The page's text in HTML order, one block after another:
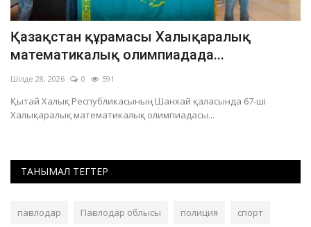
Қазақстан құрамасы Халықаралық
математикалық олимпиадада...
Шілде 28, 2026 0 591
Қытай Халық Республикасының Шанхай қаласында 67-ші
Халықаралық математикалық олимпиадасы...
ТАНЫМАЛ ТЕГТЕР
павлодар Павлодар облысы полиция спорт